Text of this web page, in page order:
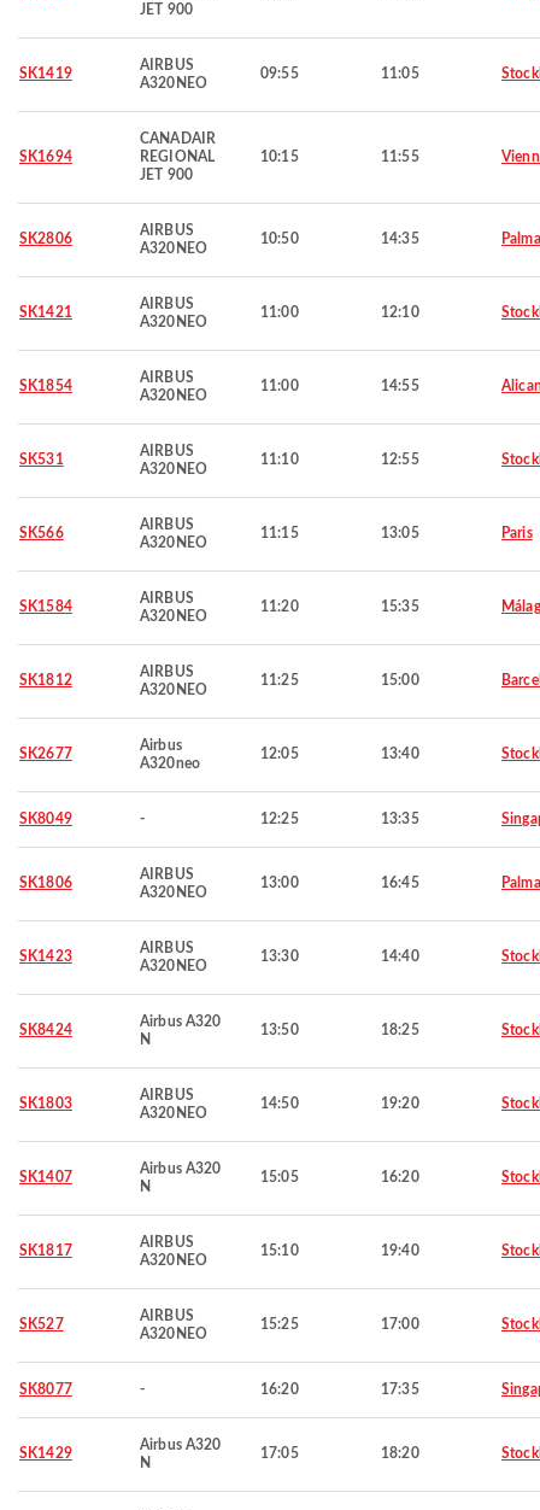
JET 900
SK1419
AIRBUS
A320NEO
09:55 11:05
SK1694
CANADAIR
REGIONAL
JET 900
10:15 11:55
SK2806
AIRBUS
A320NEO
10:50 14:35
SK1421
AIRBUS
A320NEO
11:00 12:10
SK1854
AIRBUS
A320NEO
11:00 14:55
SK531
AIRBUS
A320NEO
11:10 12:55
SK566
AIRBUS
A320NEO
11:15 13:05 Paris
SK1584
AIRBUS
A320NEO
11:20 15:35
SK1812
AIRBUS
A320NEO
11:25 15:00
SK2677
Airbus
A320neo
12:05 13:40
SK8049 - 12:25 13:35
SK1806
AIRBUS
A320NEO
13:00 16:45
SK1423
AIRBUS
A320NEO
13:30 14:40
SK8424
Airbus A320
N
13:50 18:25
SK1803
AIRBUS
A320NEO
14:50 19:20
SK1407
Airbus A320
N
15:05 16:20
SK1817
AIRBUS
A320NEO
15:10 19:40
SK527
AIRBUS
A320NEO
15:25 17:00
SK8077 - 16:20 17:35
SK1429
Airbus A320
N
17:05 18:20